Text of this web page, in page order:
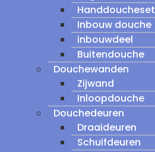
Handdoucheset
Inbouw douche
inbouwdeel
Buitendouche
Douchewanden
Zijwand
Inloopdouche
Douchedeuren
Draaideuren
Schuifdeuren